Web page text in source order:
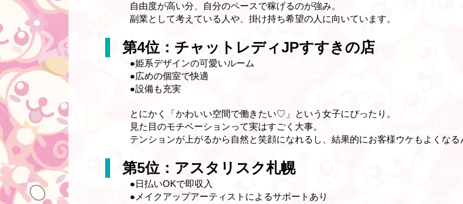
自由度が高い分、自分のペースで稼げるのが強み。
副業として考えている人や、掛け持ち希望の人に向いています。
第4位：チャットレディJPすすきの店
●姫系デザインの可愛いルーム
●広めの個室で快適
●設備も充実
とにかく「かわいい空間で働きたい♡」という女子にぴったり。
見た目のモチベーションって実はすごく大事。
テンションが上がるから自然と笑顔になれるし、結果的にお客様ウケもよくなる
第5位：アスタリスク札幌
●日払いOKで即収入
●メイクアップアーティストによるサポートあり